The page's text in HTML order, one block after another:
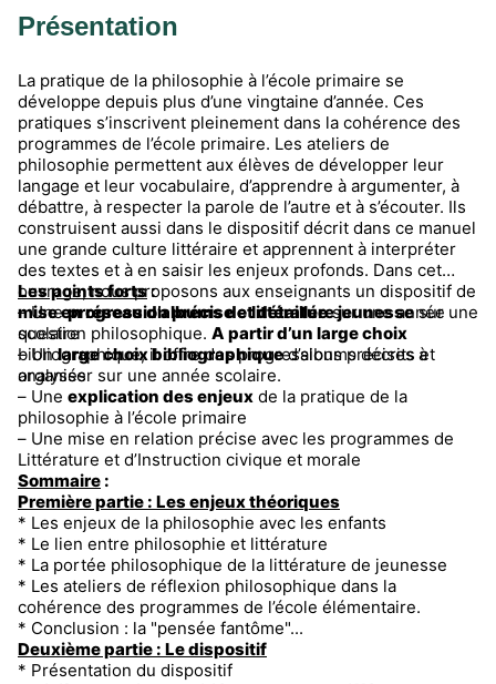
Présentation
La pratique de la philosophie à l’école primaire se
développe depuis plus d’une vingtaine d’année. Ces
pratiques s’inscrivent pleinement dans la cohérence des
programmes de l’école primaire. Les ateliers de
philosophie permettent aux élèves de développer leur
langage et leur vocabulaire, d’apprendre à argumenter, à
débattre, à respecter la parole de l’autre et à s’écouter. Ils
construisent aussi dans le dispositif décrit dans ce manuel
une grande culture littéraire et apprennent à interpréter
des textes et à en saisir les enjeux profonds. Dans cet
ouvrage, nous proposons aux enseignants un dispositif de
mise en réseau d’albums de littérature jeunessesur une
question philosophique. A partir d’un large choix
bibliographique, il offre des progressions précises à
organiser sur une année scolaire.
Les points forts:
– Uneprogression précise et détailléesur une année
scolaire
– Unlarge choix bibliographiqued’albums décrits et
analysés
– Une explication des enjeux de la pratique de la
philosophie à l’école primaire
– Une mise en relation précise avec les programmes de
Littérature et d’Instruction civique et morale
Sommaire :
Première partie : Les enjeux théoriques
* Les enjeux de la philosophie avec les enfants
* Le lien entre philosophie et littérature
* La portée philosophique de la littérature de jeunesse
* Les ateliers de réflexion philosophique dans la
cohérence des programmes de l’école élémentaire.
* Conclusion : la "pensée fantôme"...
Deuxième partie : Le dispositif
* Présentation du dispositif